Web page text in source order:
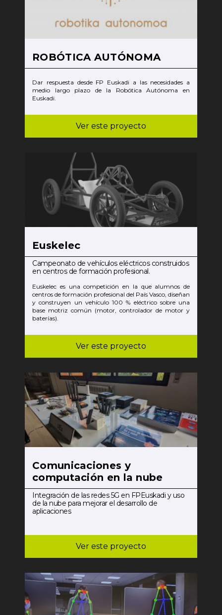
ROBÓTICA AUTÓNOMA
Dar respuesta desde FP Euskadi a las necesidades a
medio largo plazo de la Robótica Autónoma en
Euskadi.
Ver este proyecto
Euskelec
Campeonato de vehículos eléctricos construidos
en centros de formación profesional.
Euskelec es una competición en la que alumnos de
centros de formación profesional del País Vasco, diseñan
y construyen un vehículo 100 % eléctrico sobre una
base motriz común (motor, controlador de motor y
baterías).
Ver este proyecto
Comunicaciones y
computación en la nube
Integración de las redes 5G en FPEuskadi y uso
de la nube para mejorar el desarrollo de
aplicaciones
Ver este proyecto